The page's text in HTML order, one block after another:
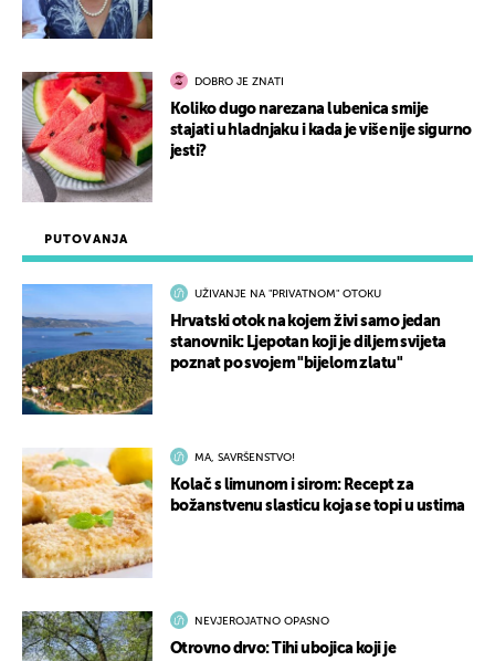
PUTOVANJA
UŽIVANJE NA "PRIVATNOM" OTOKU
Hrvatski otok na kojem živi samo jedan
stanovnik: Ljepotan koji je diljem svijeta
poznat po svojem "bijelom zlatu"
MA, SAVRŠENSTVO!
Kolač s limunom i sirom: Recept za
božanstvenu slasticu koja se topi u ustima
NEVJEROJATNO OPASNO
Otrovno drvo: Tihi ubojica koji je
DOBRO JE ZNATI
Koliko dugo narezana lubenica smije
stajati u hladnjaku i kada je više nije sigurno
jesti?